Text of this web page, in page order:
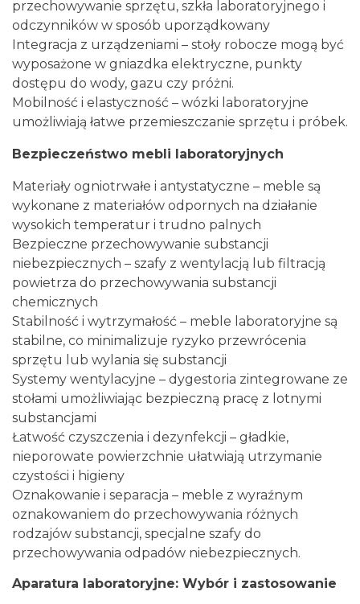
przechowywanie sprzętu, szkła laboratoryjnego i
odczynników w sposób uporządkowany
Integracja z urządzeniami – stoły robocze mogą być
wyposażone w gniazdka elektryczne, punkty
dostępu do wody, gazu czy próżni.
Mobilność i elastyczność – wózki laboratoryjne
umożliwiają łatwe przemieszczanie sprzętu i próbek.
Bezpieczeństwo mebli laboratoryjnych
Materiały ogniotrwałe i antystatyczne – meble są
wykonane z materiałów odpornych na działanie
wysokich temperatur i trudno palnych
Bezpieczne przechowywanie substancji
niebezpiecznych – szafy z wentylacją lub filtracją
powietrza do przechowywania substancji
chemicznych
Stabilność i wytrzymałość – meble laboratoryjne są
stabilne, co minimalizuje ryzyko przewrócenia
sprzętu lub wylania się substancji
Systemy wentylacyjne – dygestoria zintegrowane ze
stołami umożliwiając bezpieczną pracę z lotnymi
substancjami
Łatwość czyszczenia i dezynfekcji – gładkie,
nieporowate powierzchnie ułatwiają utrzymanie
czystości i higieny
Oznakowanie i separacja – meble z wyraźnym
oznakowaniem do przechowywania różnych
rodzajów substancji, specjalne szafy do
przechowywania odpadów niebezpiecznych.
Aparatura laboratoryjne: Wybór i zastosowanie